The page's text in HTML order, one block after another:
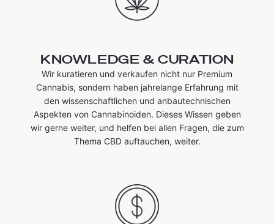
KNOWLEDGE & CURATION
Wir kuratieren und verkaufen nicht nur Premium
Cannabis, sondern haben jahrelange Erfahrung mit
den wissenschaftlichen und anbautechnischen
Aspekten von Cannabinoiden. Dieses Wissen geben
wir gerne weiter, und helfen bei allen Fragen, die zum
Thema CBD auftauchen, weiter.